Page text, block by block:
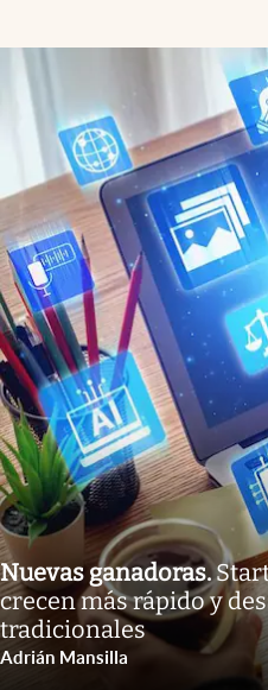
Nuevas ganadoras.
crecen más rápido y
tradicionales
Adrián Mansilla